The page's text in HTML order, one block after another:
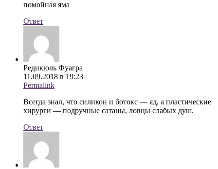
помойная яма
Ответ
Редикюль Фуагра
11.09.2018 в 19:23
Permalink
Всегда знал, что силикон и ботокс — яд, а пластические
хирурги — подручные сатаны, ловцы слабых душ.
Ответ